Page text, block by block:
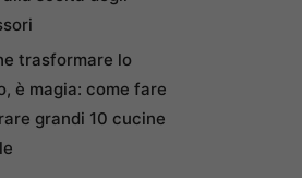
trasformare lo
è magia: come fare
grandi 10 cucine